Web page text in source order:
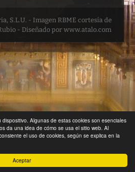
Aceptar
Algunas de estas cookies son esenciales
da una idea de cómo se usa el sitio web. Al
el uso de cookies, según se explica en la
S.L.U. - Imagen RBME cortesía de
- Diseñado por www.atalo.com